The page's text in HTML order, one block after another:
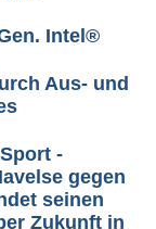
Intel®
Aus- und
-
gegen
seinen
Zukunft in